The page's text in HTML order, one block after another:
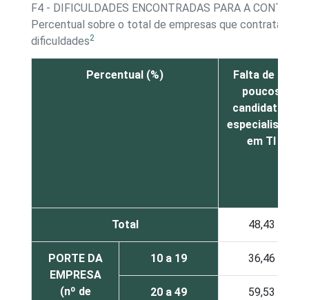
F4 - DIFICULDADES ENCONTRADAS PARA A
Percentual sobre o total de empresas que contrataram
dificuldades2
Percentual (%)
Falta de ou
poucos
candidatos
especialistas
em TI
Total 48,43
PORTE DA
EMPRESA
(nº de
10 a 19 36,46
20 a 49 59,53